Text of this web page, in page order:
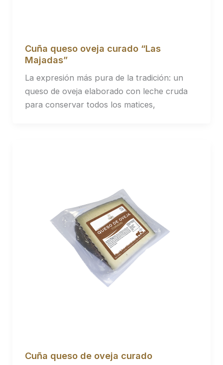
Cuña queso oveja curado “Las
Majadas”
La expresión más pura de la tradición: un
queso de oveja elaborado con leche cruda
para conservar todos los matices,
Cuña queso de oveja curado